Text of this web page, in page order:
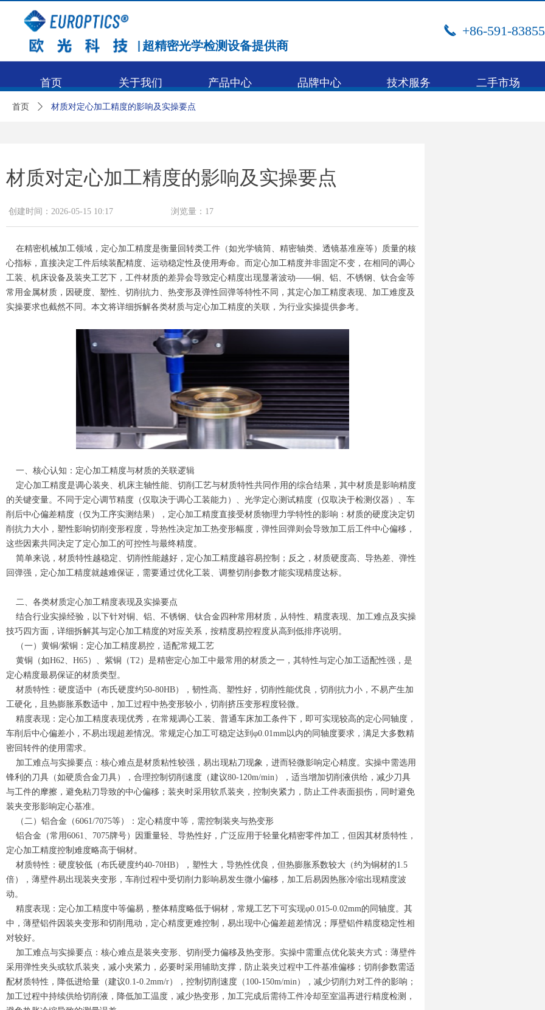
|超精密光学检测设备提供商
首页 关于我们 产品中心 品牌中心 技术服务 二手市场
끅 +86-591-
材质对定心加工精度的影响及实操要点
在精密机械加工领域，定心加工精度是衡量回转类工件（如光学镜筒、精密轴类、透镜基准座等）质量的核
心指标，直接决定工件后续装配精度、运动稳定性及使用寿命。而定心加工精度并非固定不变，在相同的调心
工装、机床设备及装夹工艺下，工件材质的差异会导致定心精度出现显著波动——铜、铝、不锈钢、钛合金等
常用金属材质，因硬度、塑性、切削抗力、热变形及弹性回弹等特性不同，其定心加工精度表现、加工难度及
实操要求也截然不同。本文将详细拆解各类材质与定心加工精度的关联，为行业实操提供参考。
一、核心认知：定心加工精度与材质的关联逻辑
定心加工精度是调心装夹、机床主轴性能、切削工艺与材质特性共同作用的综合结果，其中材质是影响精度
的关键变量。不同于定心调节精度（仅取决于调心工装能力）、光学定心测试精度（仅取决于检测仪器）、车
削后中心偏差精度（仅为工序实测结果），定心加工精度直接受材质物理力学特性的影响：材质的硬度决定切
削抗力大小，塑性影响切削变形程度，导热性决定加工热变形幅度，弹性回弹则会导致加工后工件中心偏移，
这些因素共同决定了定心加工的可控性与最终精度。
简单来说，材质特性越稳定、切削性能越好，定心加工精度越容易控制；反之，材质硬度高、导热差、弹性
回弹强，定心加工精度就越难保证，需要通过优化工装、调整切削参数才能实现精度达标。
二、各类材质定心加工精度表现及实操要点
结合行业实操经验，以下针对铜、铝、不锈钢、钛合金四种常用材质，从特性、精度表现、加工难点及实操
技巧四方面，详细拆解其与定心加工精度的对应关系，按精度易控程度从高到低排序说明。
（一）黄铜/紫铜：定心加工精度易控，适配常规工艺
黄铜（如H62、H65）、紫铜（T2）是精密定心加工中最常用的材质之一，其特性与定心加工适配性强，是
定心精度最易保证的材质类型。
材质特性：硬度适中（布氏硬度约50-80HB），韧性高、塑性好，切削性能优良，切削抗力小，不易产生加
工硬化，且热膨胀系数适中，加工过程中热变形较小，切削挤压变形程度轻微。
精度表现：定心加工精度表现优秀，在常规调心工装、普通车床加工条件下，即可实现较高的定心同轴度，
车削后中心偏差小，不易出现超差情况。常规定心加工可稳定达到φ0.01mm以内的同轴度要求，满足大多数精
密回转件的使用需求。
加工难点与实操要点：核心难点是材质粘性较强，易出现粘刀现象，进而轻微影响定心精度。实操中需选用
锋利的刀具（如硬质合金刀具），合理控制切削速度（建议80-120m/min），适当增加切削液供给，减少刀具
与工件的摩擦，避免粘刀导致的中心偏移；装夹时采用软爪装夹，控制夹紧力，防止工件表面损伤，同时避免
装夹变形影响定心基准。
（二）铝合金（6061/7075等）：定心精度中等，需控制装夹与热变形
铝合金（常用6061、7075牌号）因重量轻、导热性好，广泛应用于轻量化精密零件加工，但因其材质特性，
定心加工精度控制难度略高于铜材。
材质特性：硬度较低（布氏硬度约40-70HB），塑性大，导热性优良，但热膨胀系数较大（约为铜材的1.5
倍），薄壁件易出现装夹变形，车削过程中受切削力影响易发生微小偏移，加工后易因热胀冷缩出现精度波
动。
精度表现：定心加工精度中等偏易，整体精度略低于铜材，常规工艺下可实现φ0.015-0.02mm的同轴度。其
中，薄壁铝件因装夹变形和切削甩动，定心精度更难控制，易出现中心偏差超差情况；厚壁铝件精度稳定性相
对较好。
加工难点与实操要点：核心难点是装夹变形、切削受力偏移及热变形。实操中需重点优化装夹方式：薄壁件
采用弹性夹头或软爪装夹，减小夹紧力，必要时采用辅助支撑，防止装夹过程中工件基准偏移；切削参数需适
配材质特性，降低进给量（建议0.1-0.2mm/r），控制切削速度（100-150m/min），减少切削力对工件的影响；
加工过程中持续供给切削液，降低加工温度，减少热变形，加工完成后需待工件冷却至室温再进行精度检测，
创建时间： 2026-05-15 10:17 浏览量： 17
首页 ꄲ 材质对定心加工精度的影响及实操要点